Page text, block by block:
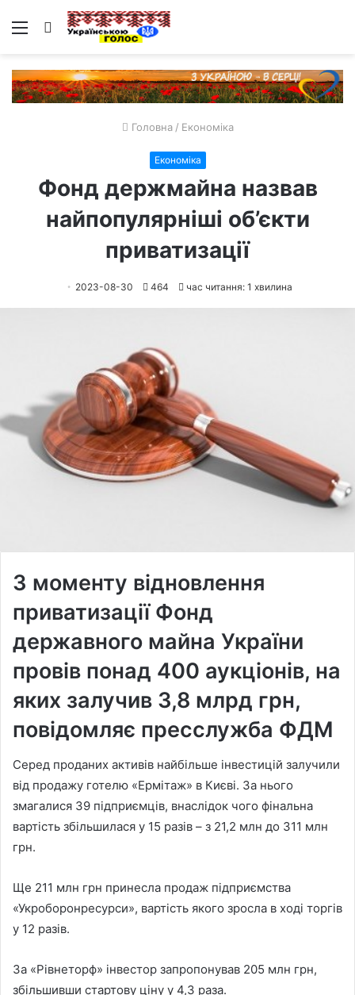
Меню Пошук
Головна / Економіка
Економіка
Фонд держмайна назвав
найпопулярніші об’єкти
приватизації
2023-08-30 464 час читання: 1 хвилина
З моменту відновлення
приватизації Фонд
державного майна України
провів понад 400 аукціонів, на
яких залучив 3,8 млрд грн,
повідомляє пресслужба ФДМ
Серед проданих активів найбільше інвестицій залучили
від продажу готелю «Ермітаж» в Києві. За нього
змагалися 39 підприємців, внаслідок чого фінальна
вартість збільшилася у 15 разів – з 21,2 млн до 311 млн
грн.
Ще 211 млн грн принесла продаж підприємства
«Укроборонресурси», вартість якого зросла в ході торгів
у 12 разів.
За «Рівнеторф» інвестор запропонував 205 млн грн,
збільшивши стартову ціну у 4,3 раза.